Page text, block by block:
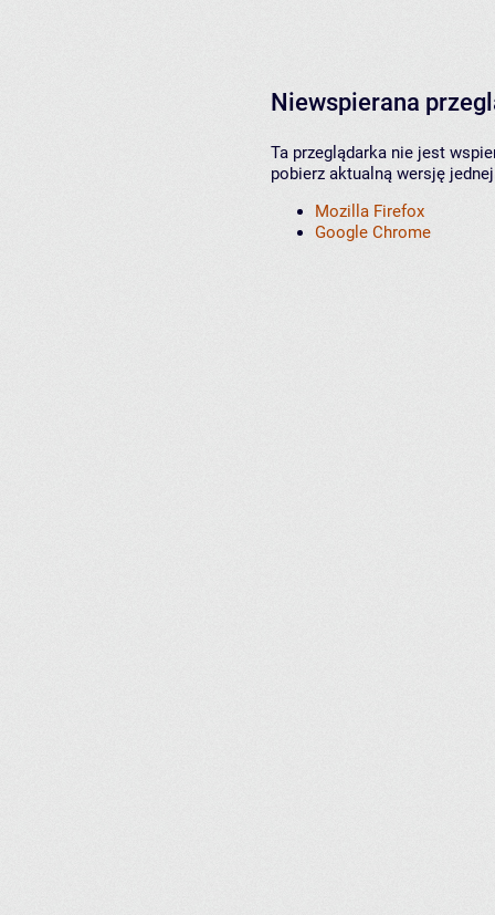
Niewspierana
Ta przeglądarka nie jest
pobierz aktualną wersję
Mozilla Firefox
Google Chrome